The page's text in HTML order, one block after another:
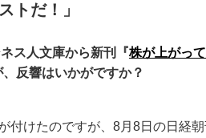
トだ！」
ス人文庫から新刊『株が上がっ
反響はいかがですか？
付けたのですが、8月8日の日経